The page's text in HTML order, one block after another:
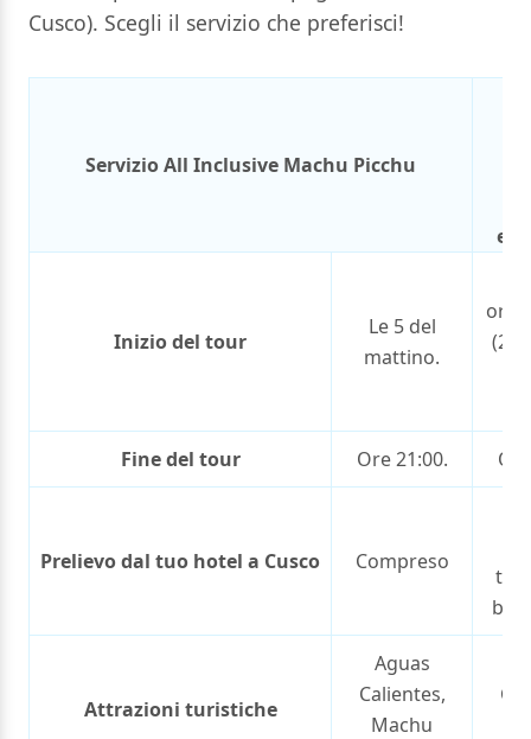
Cusco). Scegli il servizio che preferisci!
Servizio All Inclusive Machu Picchu
Inizio del tour
Le 5 del
mattino.
(2°
Fine del tour Ore 21:00.
Prelievo dal tuo hotel a Cusco Compreso
Attrazioni turistiche
Aguas
Calientes,
Machu